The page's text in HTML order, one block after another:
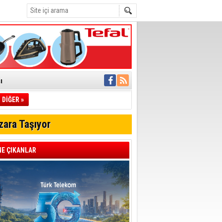
İletti
müdahale
Geçti
DİĞER »
Taşıyor
ÇIKANLAR